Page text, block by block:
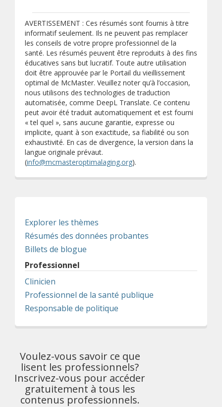
AVERTISSEMENT : Ces résumés sont fournis à titre
informatif seulement. Ils ne peuvent pas remplacer
les conseils de votre propre professionnel de la
santé. Les résumés peuvent être reproduits à des fins
éducatives sans but lucratif. Toute autre utilisation
doit être approuvée par le Portail du vieillissement
optimal de McMaster. Veuillez noter qu’à l’occasion,
nous utilisons des technologies de traduction
automatisée, comme DeepL Translate. Ce contenu
peut avoir été traduit automatiquement et est fourni
« tel quel », sans aucune garantie, expresse ou
implicite, quant à son exactitude, sa fiabilité ou son
exhaustivité. En cas de divergence, la version dans la
langue originale prévaut.
(info@mcmasteroptimalaging.org).
Explorer les thèmes
Résumés des données probantes
Billets de blogue
Professionnel
Clinicien
Professionnel de la santé publique
Responsable de politique
Voulez-vous savoir ce que
lisent les professionnels?
Inscrivez-vous pour accéder
gratuitement à tous les
contenus professionnels.